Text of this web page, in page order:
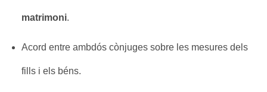
matrimoni.
Acord entre ambdós cònjuges sobre les mesures dels
fills i els béns.